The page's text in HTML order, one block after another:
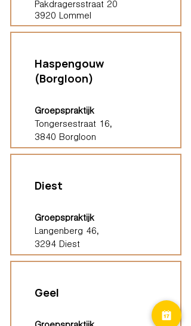
Pakdragersstraat 20
3920 Lommel
Haspengouw
(Borgloon)
Groepspraktijk
Tongersestraat 16,
3840 Borgloon
Diest
Groepspraktijk
Langenberg 46,
3294 Diest
Geel